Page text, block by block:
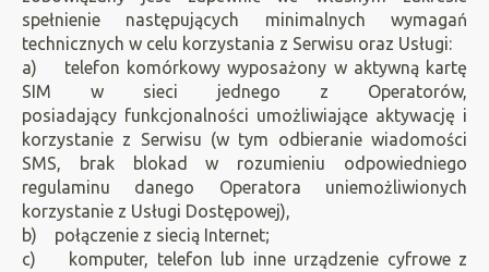
spełnienie następujących minimalnych wymagań
technicznych w celu korzystania z Serwisu oraz Usługi:
a) telefon komórkowy wyposażony w aktywną kartę
SIM w sieci jednego z Operatorów,
posiadający funkcjonalności umożliwiające aktywację i
korzystanie z Serwisu (w tym odbieranie wiadomości
SMS, brak blokad w rozumieniu odpowiedniego
regulaminu danego Operatora uniemożliwionych
korzystanie z Usługi Dostępowej),
b) połączenie z siecią Internet;
c) komputer, telefon lub inne urządzenie cyfrowe z